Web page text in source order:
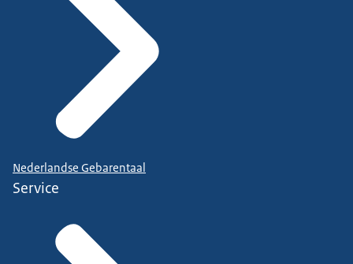
Nederlandse Gebarentaal
Service